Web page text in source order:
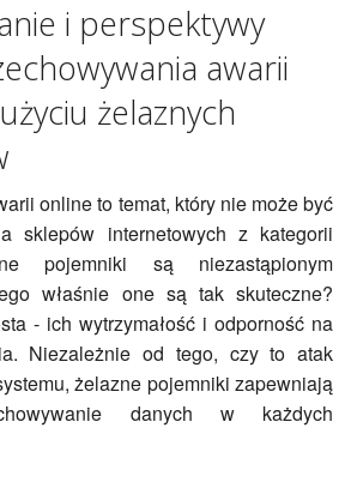
i perspektywy
awarii
żelaznych
online to temat, który nie może być
sklepów internetowych z kategorii
pojemniki są niezastąpionym
właśnie one są tak skuteczne?
- ich wytrzymałość i odporność na
Niezależnie od tego, czy to atak
żelazne pojemniki zapewniają
danych w każdych